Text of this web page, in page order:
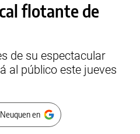
flotante de
de su espectacular
al público este jueves
en